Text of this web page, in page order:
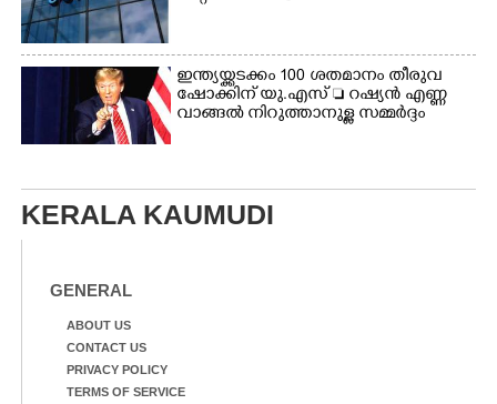
ഇന്ത്യയ്ക്കടക്കം 100 ശതമാനം തീരുവ
ഷോക്കിന് യു.എസ്  റഷ്യൻ എണ്ണ
വാങ്ങൽ നിറുത്താനുള്ള സമ്മർദ്ദം
KERALA KAUMUDI
GENERAL
ABOUT US
CONTACT US
PRIVACY POLICY
TERMS OF SERVICE